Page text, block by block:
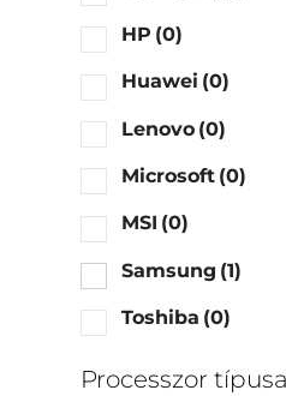
HP (0)
Huawei (0)
Lenovo (0)
Microsoft (0)
MSI (0)
Samsung (1)
Toshiba (0)
Processzor típusa